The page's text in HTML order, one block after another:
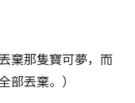
棄那隻寶可夢，而
丟棄。）